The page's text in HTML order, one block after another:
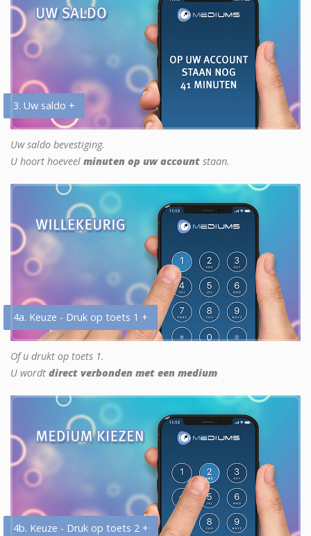
3. Uw saldo +
Uw saldo bevestiging.
U hoort hoeveel minuten op uw account staan.
4a. Keuze - Druk op toets 1 +
Of u drukt op toets 1.
U wordt direct verbonden met een medium
4b. Keuze - Druk op toets 2 +